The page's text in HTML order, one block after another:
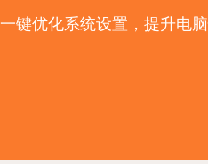
一键优化系统设置，提升电